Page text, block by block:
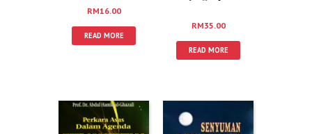
RM16.00
READ MORE
RM35.00
READ MORE